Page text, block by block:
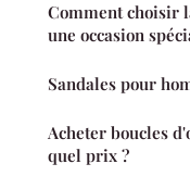
Comment choisir
une occasion
Sandales pour
Acheter boucles
quel prix ?